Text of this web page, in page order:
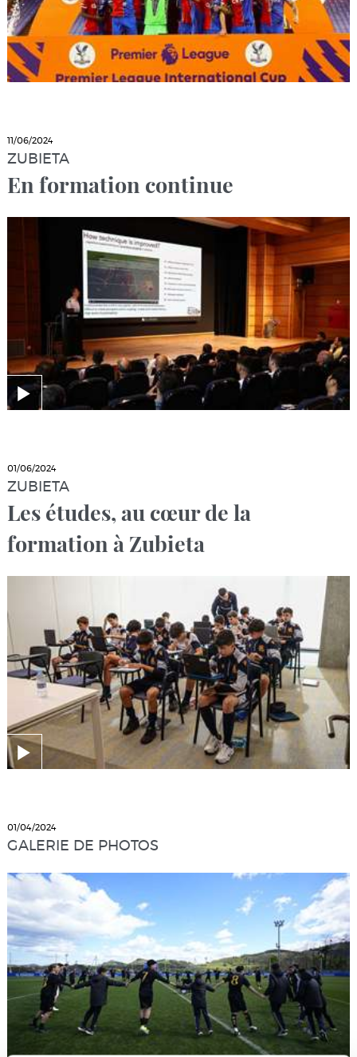
11/06/2024
ZUBIETA
En formation continue
01/06/2024
ZUBIETA
Les études, au cœur de la
formation à Zubieta
01/04/2024
GALERIE DE PHOTOS